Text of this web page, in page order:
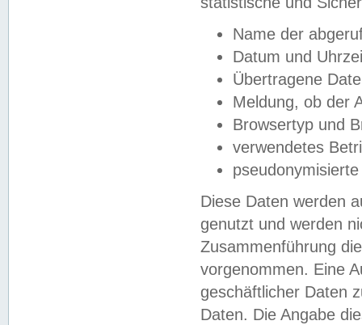
Name der
Datum und
Übertragene
Meldung, ob der
Browsertyp und
verwendetes
Diese Daten werden
genutzt und werden
Zusammenführung
vorgenommen. Eine
geschäftlicher Daten
Daten. Die Angabe